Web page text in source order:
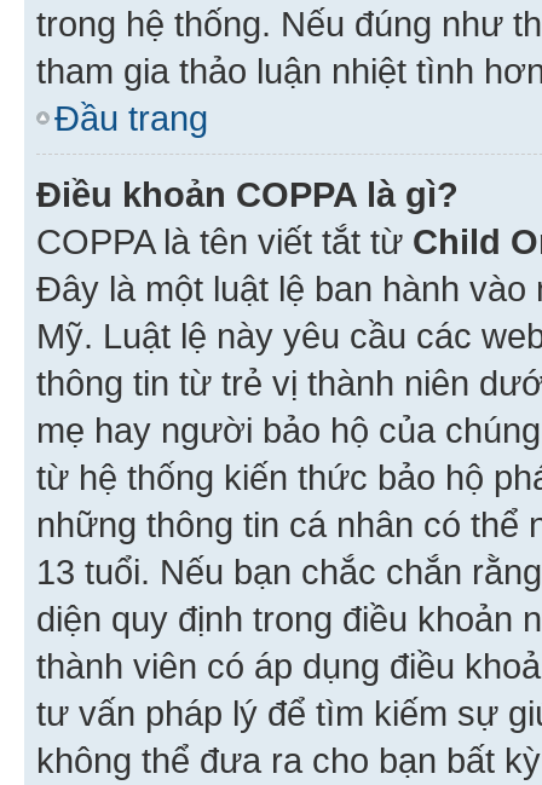
trong hệ thống. Nếu đúng như
tham gia thảo luận nhiệt tình
Đầu trang
Điều khoản COPPA là gì?
COPPA là tên viết tắt từ Child
Đây là một luật lệ ban hành
Mỹ. Luật lệ này yêu cầu các
thông tin từ trẻ vị thành niên
mẹ hay người bảo hộ của
từ hệ thống kiến thức bảo hộ
những thông tin cá nhân có thể
13 tuổi. Nếu bạn chắc chắn
diện quy định trong điều khoản
thành viên có áp dụng điều
tư vấn pháp lý để tìm kiếm sự
không thể đưa ra cho bạn bất